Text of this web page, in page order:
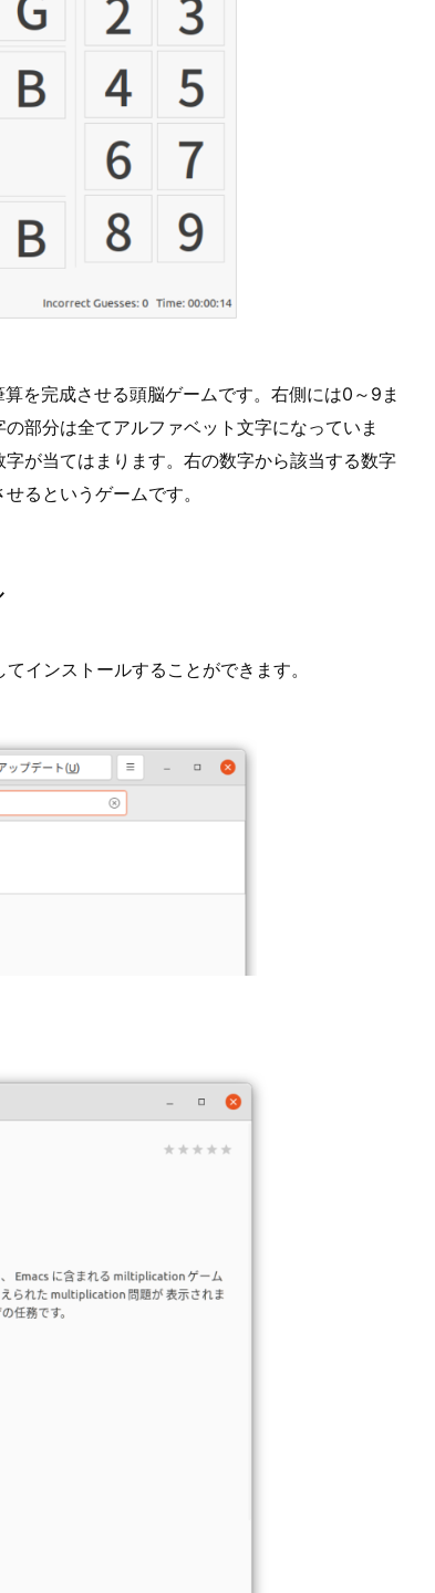
を完成させる頭脳ゲームです。右側には0～9ま
部分は全てアルファベット文字になっていま
が当てはまります。右の数字から該当する数字
るというゲームです。
インストールすることができます。